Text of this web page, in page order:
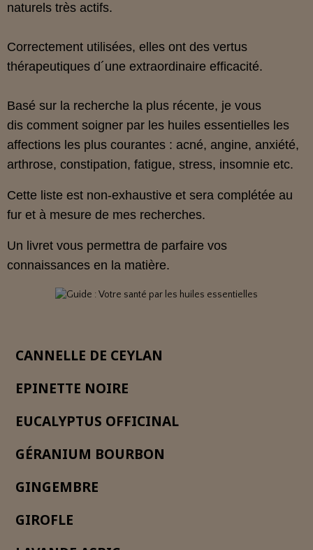
naturels très actifs.
Correctement utilisées, elles ont des vertus
thérapeutiques d´une extraordinaire efficacité.
Basé sur la recherche la plus récente, je vous
dis comment soigner par les huiles essentielles les
affections les plus courantes : acné, angine, anxiété,
arthrose, constipation, fatigue, stress, insomnie etc.
Cette liste est non-exhaustive et sera complétée au
fur et à mesure de mes recherches.
Un livret vous permettra de parfaire vos
connaissances en la matière.
CANNELLE DE CEYLAN
EPINETTE NOIRE
EUCALYPTUS OFFICINAL
GÉRANIUM BOURBON
GINGEMBRE
GIROFLE